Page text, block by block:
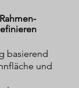
basierend
und